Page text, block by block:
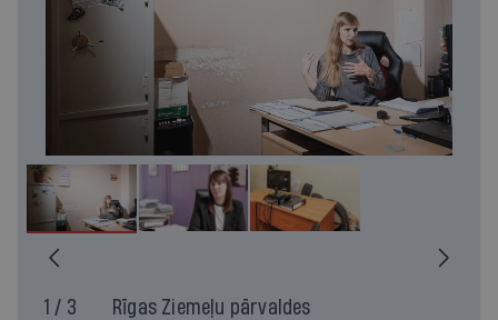
1 / 3
Rīgas Ziemeļu pārvaldes